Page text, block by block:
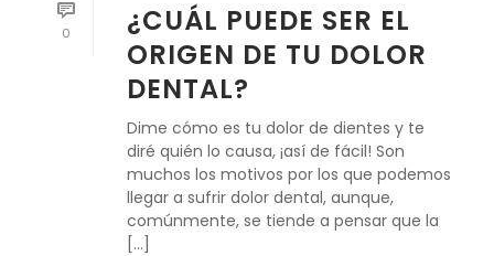
0
¿CUÁL PUEDE SER EL
ORIGEN DE TU DOLOR
DENTAL?
Dime cómo es tu dolor de dientes y te
diré quién lo causa, ¡así de fácil! Son
muchos los motivos por los que podemos
llegar a sufrir dolor dental, aunque,
comúnmente, se tiende a pensar que la
[...]